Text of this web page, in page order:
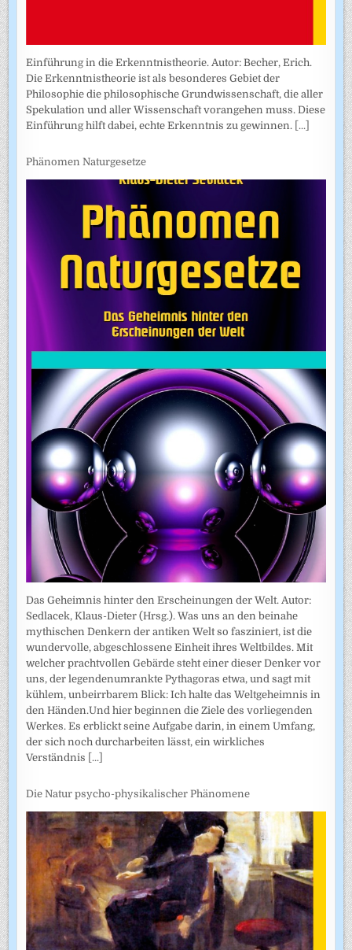
Einführung in die Erkenntnistheorie. Autor: Becher, Erich.
Die Erkenntnistheorie ist als besonderes Gebiet der
Philosophie die philosophische Grundwissenschaft, die aller
Spekulation und aller Wissenschaft vorangehen muss. Diese
Einführung hilft dabei, echte Erkenntnis zu gewinnen. [...]
Phänomen Naturgesetze
Das Geheimnis hinter den Erscheinungen der Welt. Autor:
Sedlacek, Klaus-Dieter (Hrsg.). Was uns an den beinahe
mythischen Denkern der antiken Welt so fasziniert, ist die
wundervolle, abgeschlossene Einheit ihres Weltbildes. Mit
welcher prachtvollen Gebärde steht einer dieser Denker vor
uns, der legendenumrankte Pythagoras etwa, und sagt mit
kühlem, unbeirrbarem Blick: Ich halte das Weltgeheimnis in
den Händen.Und hier beginnen die Ziele des vorliegenden
Werkes. Es erblickt seine Aufgabe darin, in einem Umfang,
der sich noch durcharbeiten lässt, ein wirkliches
Verständnis [...]
Die Natur psycho-physikalischer Phänomene